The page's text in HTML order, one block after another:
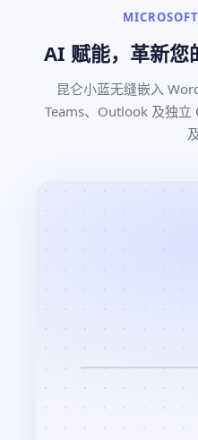
AI 赋能，革新
昆仑小蓝无缝嵌入
Teams、Outlook 及独立